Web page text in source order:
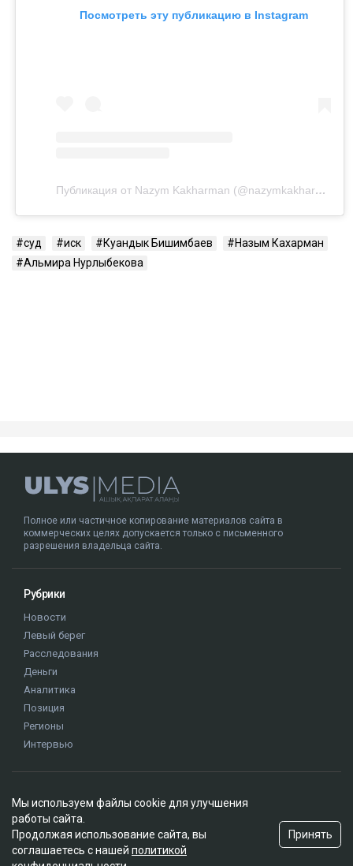
Посмотреть эту публикацию в Instagram
Публикация от Nazym Kakharman (@nazymkakharman)
суд иск Куандык Бишимбаев
Назым Кахарман
Альмира Нурлыбекова
Полное или частичное копирование материалов сайта в
коммерческих целях допускается только с письменного
разрешения владельца сайта.
Рубрики
Новости
Левый берег
Расследования
Деньги
Аналитика
Позиция
Регионы
Интервью
О проекте
Правила сайта
Реклама на сайте
Мы используем файлы cookie для улучшения
работы сайта.
Продолжая использование сайта, вы
соглашаетесь с нашей политикой
Принять